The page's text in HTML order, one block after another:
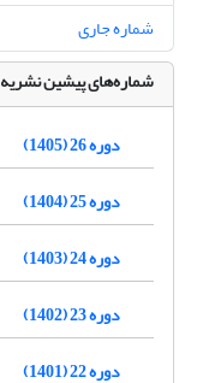
شماره جاری
شماره‌های پیشین نشریه
دوره 26 (1405)
دوره 25 (1404)
دوره 24 (1403)
دوره 23 (1402)
دوره 22 (1401)